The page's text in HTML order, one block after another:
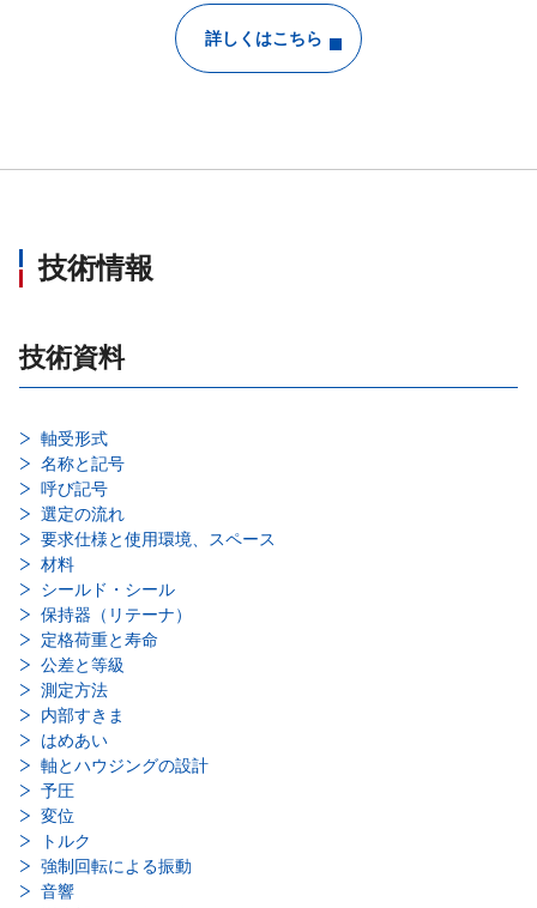
詳しくはこちら
技術情報
技術資料
軸受形式
名称と記号
呼び記号
選定の流れ
要求仕様と使用環境、スペース
材料
シールド・シール
保持器（リテーナ）
定格荷重と寿命
公差と等級
測定方法
内部すきま
はめあい
軸とハウジングの設計
予圧
変位
トルク
強制回転による振動
音響